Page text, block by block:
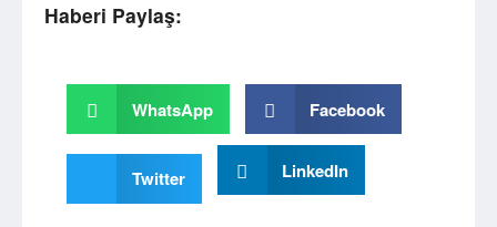
Haberi Paylaş:
WhatsApp Facebook
Twitter LinkedIn